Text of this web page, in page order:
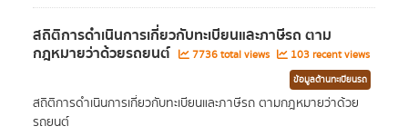
สถิติการดำเนินการเกี่ยวกับทะเบียนและภาษีรถ ตาม
กฎหมายว่าด้วยรถยนต์ 7736 total views 103 recent views
ข้อมูลด้านทะเบียนรถ
สถิติการดำเนินการเกี่ยวกับทะเบียนและภาษีรถ ตามกฎหมายว่าด้วย
รถยนต์